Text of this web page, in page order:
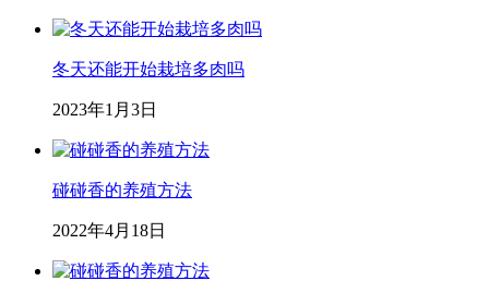
冬天还能开始栽培多肉吗
2023年1月3日
碰碰香的养殖方法
2022年4月18日